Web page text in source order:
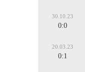
30.10.23
0:0
20.03.23
0:1